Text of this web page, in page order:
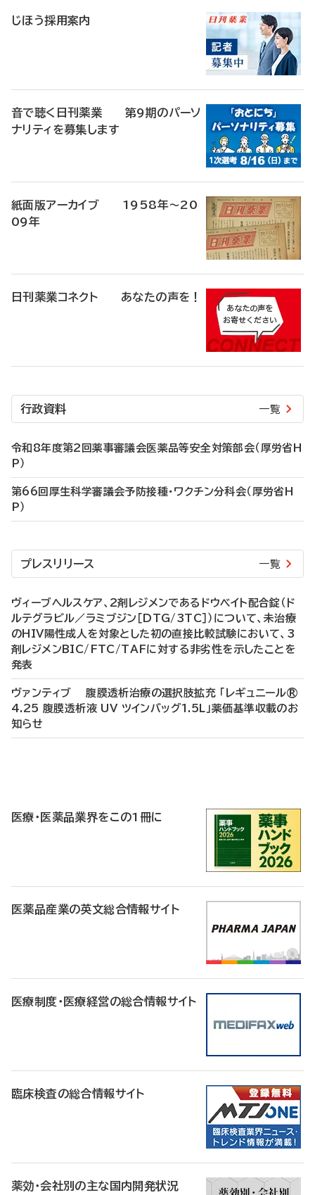
じほう採用案内
音で聴く日刊薬業 第9期のパーソ
ナリティを募集します
紙面版アーカイブ 1958年～20
09年
日刊薬業コネクト あなたの声を！
行政資料 一覧
令和8年度第2回薬事審議会医薬品等安全対策部会（厚労省H
P）
第66回厚生科学審議会予防接種・ワクチン分科会（厚労省H
P）
プレスリリース 一覧
ヴィーブヘルスケア、2剤レジメンであるドウベイト配合錠（ド
ルテグラビル／ラミブジン［DTG/3TC］）について、未治療
のHIV陽性成人を対象とした初の直接比較試験において、3
剤レジメンBIC/FTC/TAFに対する非劣性を示したことを
発表
ヴァンティブ 腹膜透析治療の選択肢拡充 「レギュニール®
4.25 腹膜透析液 UV ツインバッグ1.5L」薬価基準収載のお
知らせ
医療・医薬品業界をこの1冊に
医薬品産業の英文総合情報サイト
医療制度・医療経営の総合情報サイト
臨床検査の総合情報サイト
薬効・会社別の主な国内開発状況